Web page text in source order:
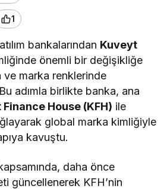
1
bankalarından Kuveyt
önemli bir değişikliğe
marka renklerinde
adımla birlikte banka, ana
House (KFH) ile
global marka kimliğiyle
kavuştu.
daha önce
güncellenerek KFH’nin